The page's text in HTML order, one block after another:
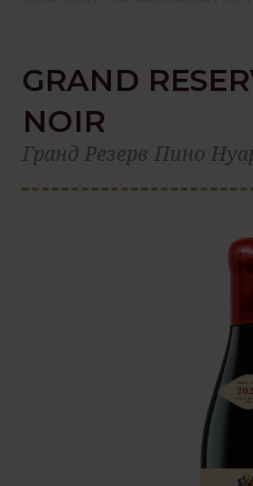
GRAND
NOIR
Гранд Резерв Пино